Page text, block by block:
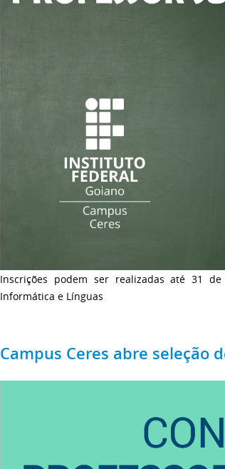
Inscrições podem ser realizadas até 31
Informática e Línguas
Campus Ceres abre seleção